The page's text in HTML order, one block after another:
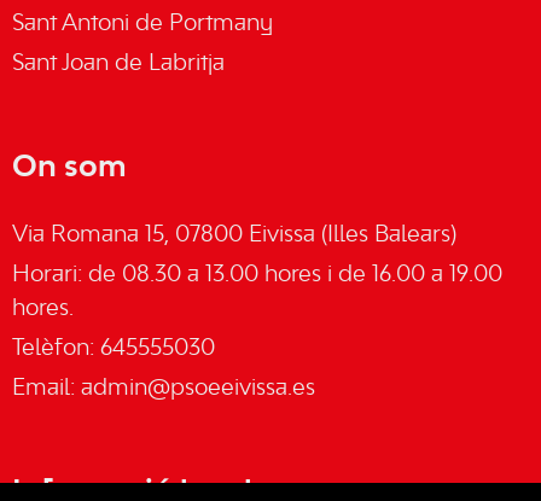
Sant Antoni de Portmany
Sant Joan de Labritja
On som
Via Romana 15, 07800 Eivissa (Illes Balears)
Horari: de 08.30 a 13.00 hores i de 16.00 a 19.00
hores.
Telèfon: 645555030
Email: admin@psoeeivissa.es
Informació legal